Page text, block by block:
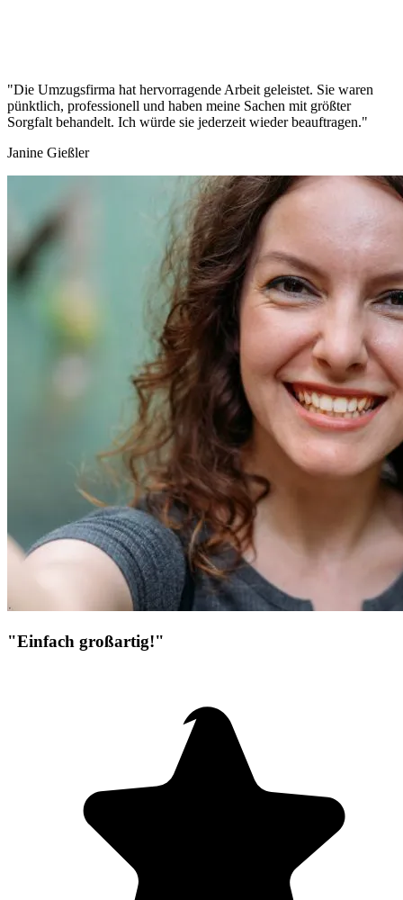
"Die Umzugsfirma hat hervorragende Arbeit geleistet. Sie waren
pünktlich, professionell und haben meine Sachen mit größter
Sorgfalt behandelt. Ich würde sie jederzeit wieder beauftragen."
Janine Gießler
"Einfach großartig!"